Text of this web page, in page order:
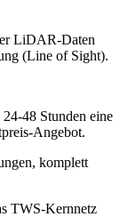
LiDAR-Daten
(Line of Sight).
48 Stunden eine
Angebot.
komplett
TWS-Kernnetz